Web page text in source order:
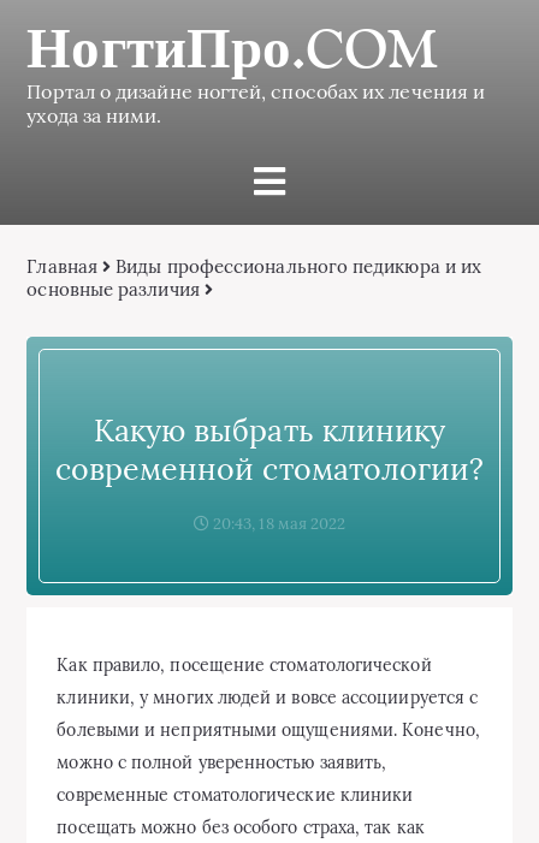
НогтиПро.COM
Портал о дизайне ногтей, способах их лечения и
ухода за ними.
Главная
Виды профессионального педикюра и их
основные различия
Какую выбрать клинику
современной стоматологии?
20:43, 18 мая 2022
Как правило, посещение стоматологической
клиники, у многих людей и вовсе ассоциируется с
болевыми и неприятными ощущениями. Конечно,
можно с полной уверенностью заявить,
современные стоматологические клиники
посещать можно без особого страха, так как